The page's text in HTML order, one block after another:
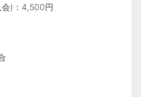
)：4,500円